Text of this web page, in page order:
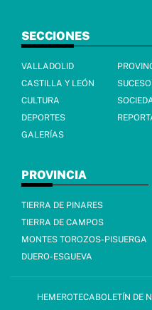
SECCIONES
VALLADOLID
CASTILLA Y LEÓN
CULTURA
DEPORTES
GALERÍAS
PROVINCIA
TIERRA DE PINARES
TIERRA DE CAMPOS
MONTES TOROZOS-PISUERGA
DUERO-ESGUEVA
HEMEROTECABOLETÍN DE